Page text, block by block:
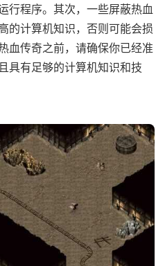
行程序。其次，一些屏蔽热血
的计算机知识，否则可能会损
血传奇之前，请确保你已经准
具有足够的计算机知识和技